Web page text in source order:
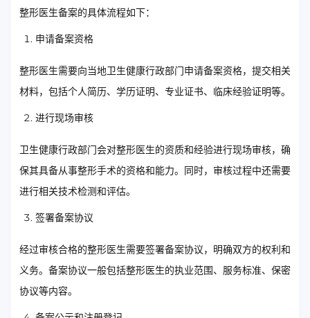
整形医生备案的具体流程如下：
申请备案资格
整形医生需要向当地卫生健康行政部门申请备案资格，提交相关
材料，包括个人简历、学历证明、专业证书、临床经验证明等。
进行现场审核
卫生健康行政部门会对整形医生的资质和经验进行现场审核，确
保其具备从事整形手术的资格和能力。同时，审核过程中还需要
进行相关技术检测和评估。
签署备案协议
经过审核合格的整形医生需要签署备案协议，明确双方的权利和
义务。备案协议一般包括整形医生的执业范围、服务标准、保密
协议等内容。